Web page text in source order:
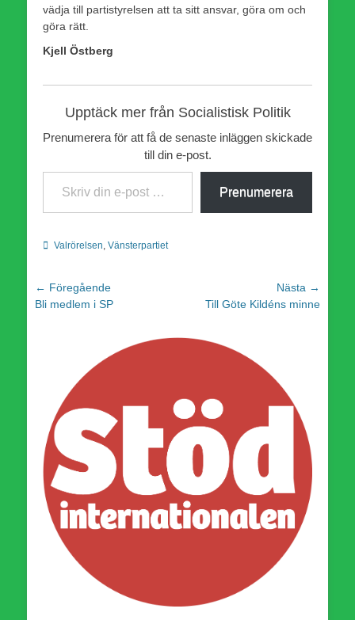
vädja till partistyrelsen att ta sitt ansvar, göra om och
göra rätt.
Kjell Östberg
Upptäck mer från Socialistisk Politik
Prenumerera för att få de senaste inläggen skickade
till din e-post.
Skriv din e-post …
Prenumerera
Kategorier
Valrörelsen Vänsterpartiet
Inläggsnavigering
← Föregående
Föregående
Bli medlem i SP
Nästa →
NästaTill Göte Kildéns minne